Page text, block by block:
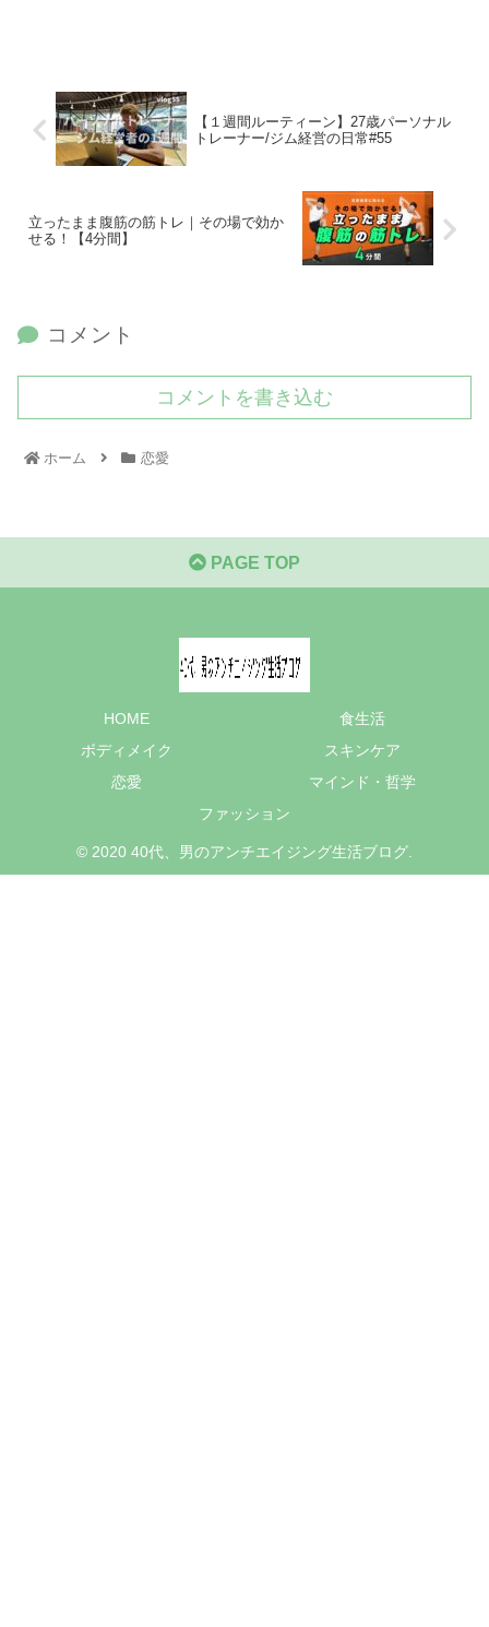
【１週間ルーティーン】27歳パーソナル
トレーナー/ジム経営の日常#55
立ったまま腹筋の筋トレ｜その場で効か
せる！【4分間】
コメント
コメントを書き込む
ホーム 恋愛
PAGE TOP
HOME
食生活
ボディメイク
スキンケア
恋愛
マインド・哲学
ファッション
© 2020 40代、男のアンチエイジング生活ブログ.